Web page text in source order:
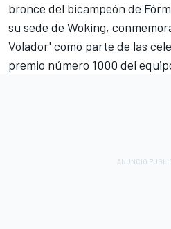
bronce del bicampeón de
su sede de Woking,
Volador' como parte de las
premio número 1000 del